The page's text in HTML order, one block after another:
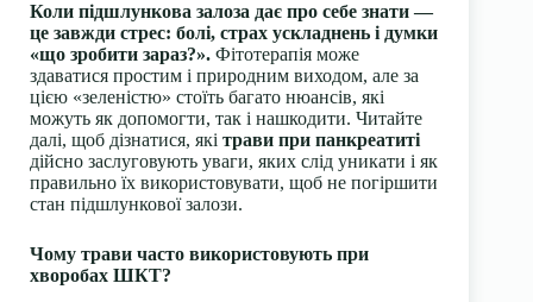
Коли підшлункова залоза дає про себе знати —
це завжди стрес: болі, страх ускладнень і думки
«що зробити зараз?». Фітотерапія може
здаватися простим і природним виходом, але за
цією «зеленістю» стоїть багато нюансів, які
можуть як допомогти, так і нашкодити. Читайте
далі, щоб дізнатися, які трави при панкреатиті
дійсно заслуговують уваги, яких слід уникати і як
правильно їх використовувати, щоб не погіршити
стан підшлункової залози.
Чому трави часто використовують при
хворобах ШКТ?